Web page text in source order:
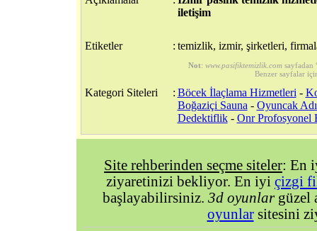
iletişim
Etiketler : temizlik, izmir, şirketleri,
Not: www.pasifiktemizlik.com sayfadan
Benzer sayfalar
Kategori Siteleri : Böcek İlaçlama Hizmetleri -
Boğaziçi Sauna - Oyuncak
Dedektiflik- Onr Profosyonel
Site rehberinden seçme siteler: En
ziyaretinizi bekliyor. En iyi çizgi
başlayabilirsiniz. 3d oyunlargüzel
oyunlarsitesini